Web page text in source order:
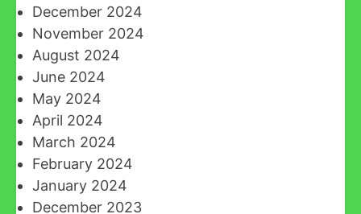
December 2024
November 2024
August 2024
June 2024
May 2024
April 2024
March 2024
February 2024
January 2024
December 2023